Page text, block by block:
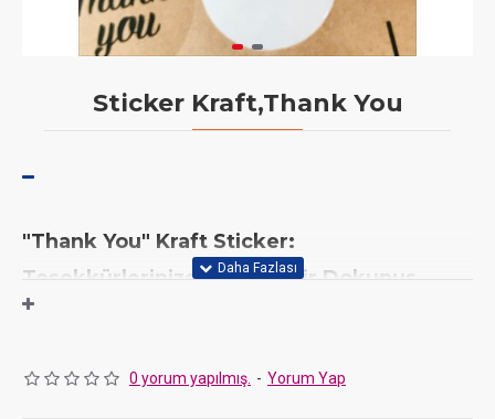
Sticker Kraft,Thank You
"Thank You" Kraft Sticker:
Teşekkürlerinize Samimi Bir Dokunuş
notlarınıza sade ve samimi bir şıklık katar.
0 yorum yapılmış. - Yorum Yap